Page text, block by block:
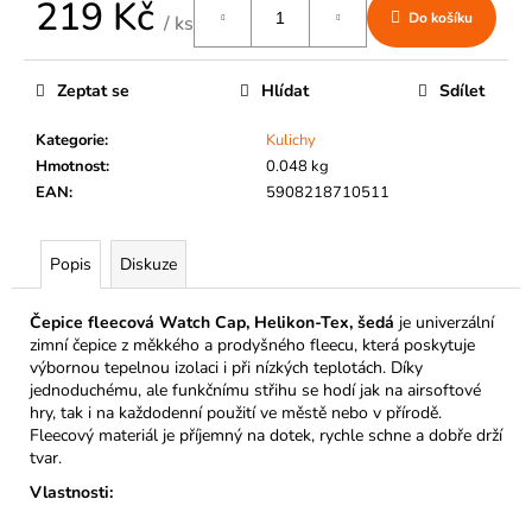
219 Kč / ks Do košíku
Kategorie:
Kulichy
Hmotnost:
0.048 kg
EAN: 5908218710511
Zeptat se Hlídat Sdílet
Popis Diskuze
Čepice fleecová Watch Cap, Helikon-Tex, šedá je univerzální
zimní čepice z měkkého a prodyšného fleecu, která poskytuje
výbornou tepelnou izolaci i při nízkých teplotách. Díky
jednoduchému, ale funkčnímu střihu se hodí jak na airsoftové
hry, tak i na každodenní použití ve městě nebo v přírodě.
Fleecový materiál je příjemný na dotek, rychle schne a dobře drží
tvar.
Vlastnosti:
j
m
e